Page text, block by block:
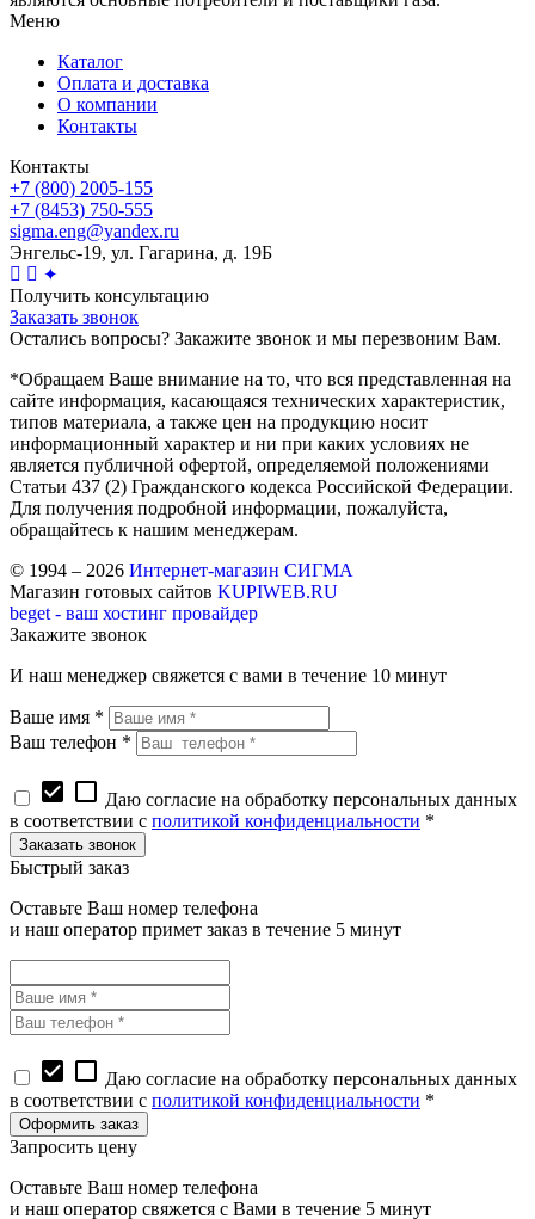
Меню
Каталог
Оплата и доставка
О компании
Контакты
Контакты
+7 (800) 2005-155
+7 (8453) 750-555
sigma.eng@yandex.ru
Энгельс-19, ул. Гагарина, д. 19Б
✦
Получить консультацию
Заказать звонок
Остались вопросы? Закажите звонок и мы перезвоним Вам.
*Обращаем Ваше внимание на то, что вся представленная на
сайте информация, касающаяся технических характеристик,
типов материала, а также цен на продукцию носит
информационный характер и ни при каких условиях не
является публичной офертой, определяемой положениями
Статьи 437 (2) Гражданского кодекса Российской Федерации.
Для получения подробной информации, пожалуйста,
обращайтесь к нашим менеджерам.
© 1994 – 2026 Интернет-магазин СИГМА
Магазин готовых сайтов KUPIWEB.RU
beget - ваш хостинг провайдер
Закажите звонок
И наш менеджер свяжется с вами в течение 10 минут
Ваше имя *
Ваш телефон *
check_box check_box_outline_blank Даю согласие на обработку персональных данных
в соответствии с политикой конфиденциальности *
Быстрый заказ
Оставьте Ваш номер телефона
и наш оператор примет заказ в течение 5 минут
check_box check_box_outline_blank Даю согласие на обработку персональных данных
в соответствии с политикой конфиденциальности *
Запросить цену
Оставьте Ваш номер телефона
и наш оператор свяжется с Вами в течение 5 минут